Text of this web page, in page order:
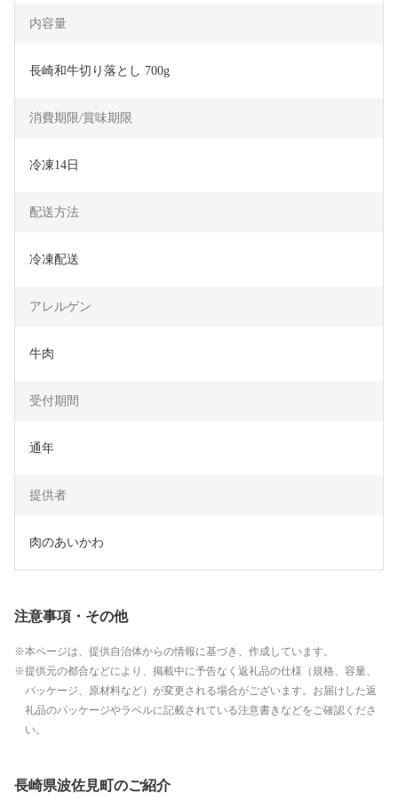
内容量
長崎和牛切り落とし 700g
消費期限/賞味期限
冷凍14日
配送方法
冷凍配送
アレルゲン
牛肉
受付期間
通年
提供者
肉のあいかわ
注意事項・その他
本ページは、提供自治体からの情報に基づき、作成しています。
提供元の都合などにより、掲載中に予告なく返礼品の仕様（規格、容量、
パッケージ、原材料など）が変更される場合がございます。お届けした返
礼品のパッケージやラベルに記載されている注意書きなどをご確認くださ
い。
長崎県波佐見町のご紹介